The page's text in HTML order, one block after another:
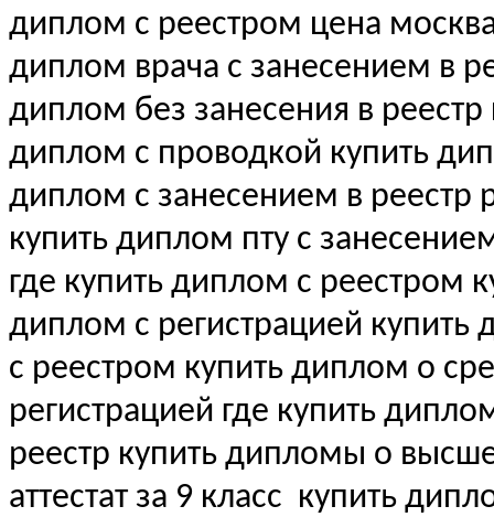
диплом с реестром цена
диплом врача с занесением в
диплом без занесения в
диплом с проводкой купить
диплом с занесением в реестр
купить диплом пту с
где купить диплом с реестром
диплом с регистрацией
с реестром купить диплом о
регистрацией где купить
реестр купить дипломы о
аттестат за 9 класс купить